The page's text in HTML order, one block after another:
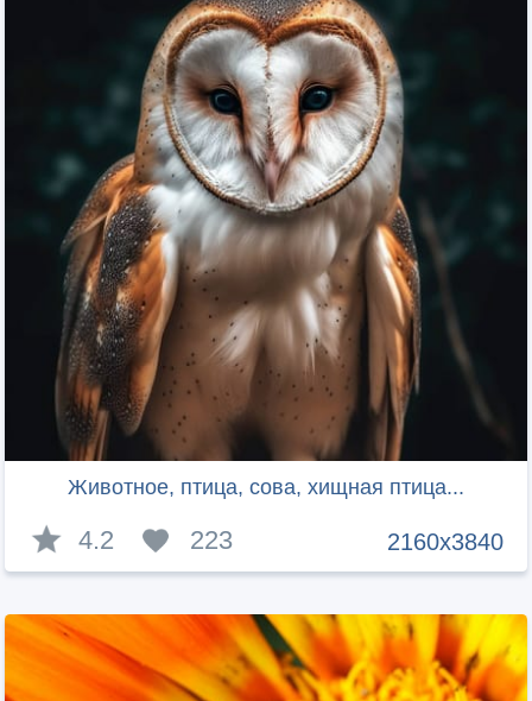
Животное, птица, сова, хищная птица...
2160x3840
4.2 223